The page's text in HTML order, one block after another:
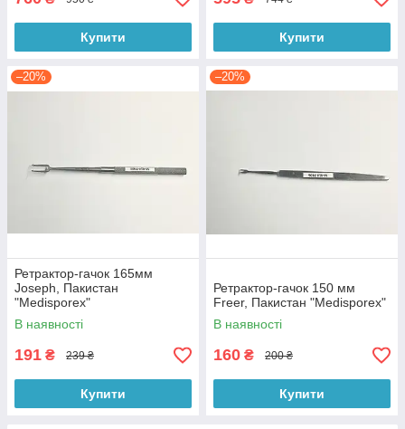
Купити Купити
–20%
Ретрактор-гачок 165мм
Joseph, Пакистан
"Medisporex"
В наявності
191 ₴ 239 ₴
Купити
–20%
Ретрактор-гачок 150 мм
Freer, Пакистан "Medisporex"
В наявності
160 ₴ 200 ₴
Купити